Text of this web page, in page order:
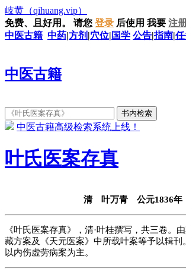
岐黄 （qihuang.vip）
免费、且好用。
请您 登录 后使用 我要 注
中医古籍 中药|方剂 |穴位| 国学 公告|指南|
中医古籍
中医古籍高级检索系统上线！
叶氏医案存真
清 叶万青 公元1836年
《叶氏医案存真》，清·叶桂撰写，共三卷。
藏方案及《天元医案》中所载叶案等予以辑刊
以内伤虚劳病案为主。